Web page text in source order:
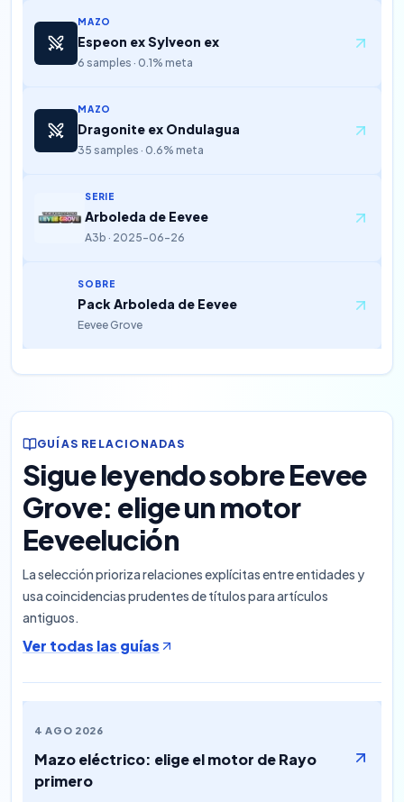
MAZO
Espeon ex Sylveon ex
6 samples · 0.1% meta
MAZO
Dragonite ex Ondulagua
35 samples · 0.6% meta
SERIE
Arboleda de Eevee
A3b · 2025-06-26
SOBRE
Pack Arboleda de Eevee
Eevee Grove
GUÍAS RELACIONADAS
Sigue leyendo sobre Eevee
Grove: elige un motor
Eeveelución
La selección prioriza relaciones explícitas entre entidades y
usa coincidencias prudentes de títulos para artículos
antiguos.
Ver todas las guías
4 AGO 2026
Mazo eléctrico: elige el motor de Rayo
primero